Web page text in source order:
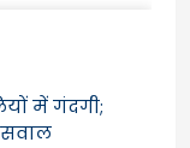
में गंदगी;
सवाल